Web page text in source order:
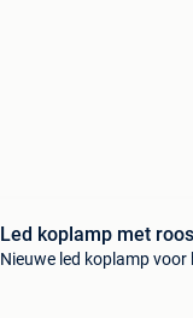
Led koplamp met
Nieuwe led koplamp voor